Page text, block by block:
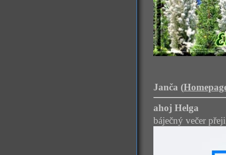
Janča (
ahoj Helga
báječný večer přeji